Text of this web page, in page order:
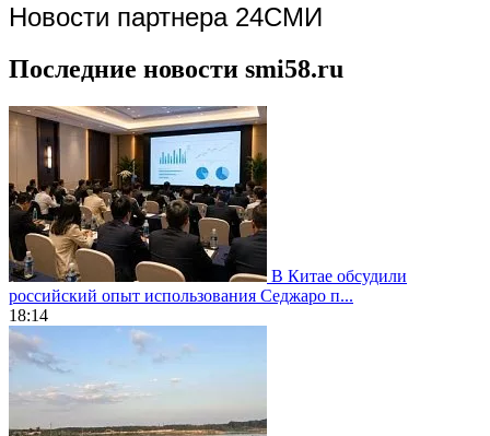
Новости партнера 24СМИ
Последние новости smi58.ru
В Китае обсудили
российский опыт использования Седжаро п...
18:14